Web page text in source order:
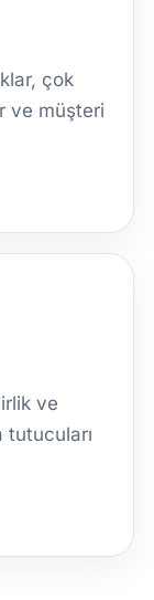
çok
ve müşteri
ve